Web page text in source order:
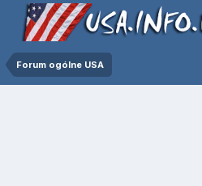
Forum ogólne USA